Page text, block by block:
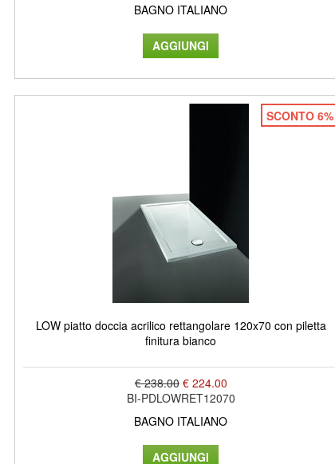
BAGNO ITALIANO
SCONTO 6%
LOW piatto doccia acrilico rettangolare 120x70 con piletta
finitura bianco
€ 238.00 € 224.00
BI-PDLOWRET12070
BAGNO ITALIANO